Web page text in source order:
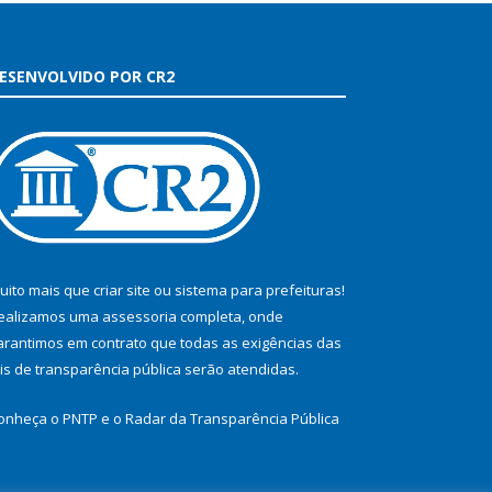
POR CR2
mais que criar site ou sistema para prefeituras!
uma assessoria completa, onde
em contrato que todas as exigências das
de transparência pública serão atendidas.
o PNTP e o Radar da Transparência Pública